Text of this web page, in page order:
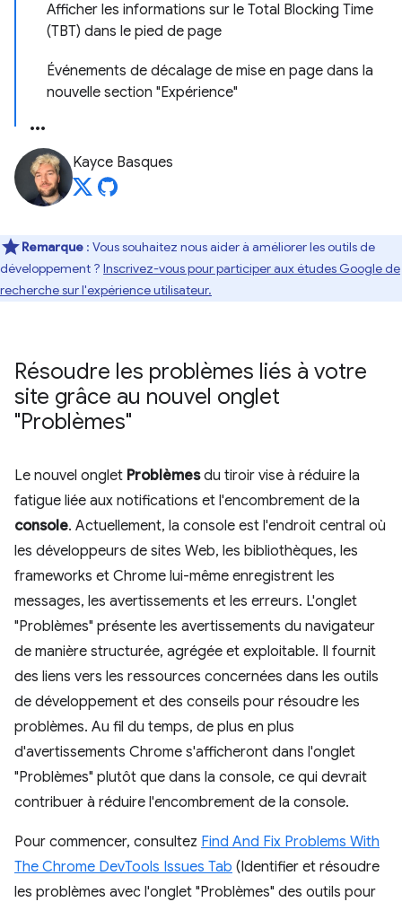
Afficher les informations sur le Total Blocking Time
(TBT) dans le pied de page
Événements de décalage de mise en page dans la
nouvelle section "Expérience"
Kayce Basques
Remarque : Vous souhaitez nous aider à améliorer les outils de
développement ? Inscrivez-vous pour participer aux études Google de
recherche sur l'expérience utilisateur.
Résoudre les problèmes liés à votre
site grâce au nouvel onglet
"Problèmes"
Le nouvel onglet Problèmesdu tiroir vise à réduire la
fatigue liée aux notifications et l'encombrement de la
console. Actuellement, la console est l'endroit central où
les développeurs de sites Web, les bibliothèques, les
frameworks et Chrome lui-même enregistrent les
messages, les avertissements et les erreurs. L'onglet
"Problèmes" présente les avertissements du navigateur
de manière structurée, agrégée et exploitable. Il fournit
des liens vers les ressources concernées dans les outils
de développement et des conseils pour résoudre les
problèmes. Au fil du temps, de plus en plus
d'avertissements Chrome s'afficheront dans l'onglet
"Problèmes" plutôt que dans la console, ce qui devrait
contribuer à réduire l'encombrement de la console.
Pour commencer, consultez Find And Fix Problems With
The Chrome DevTools Issues Tab (Identifier et résoudre
les problèmes avec l'onglet "Problèmes" des outils pour